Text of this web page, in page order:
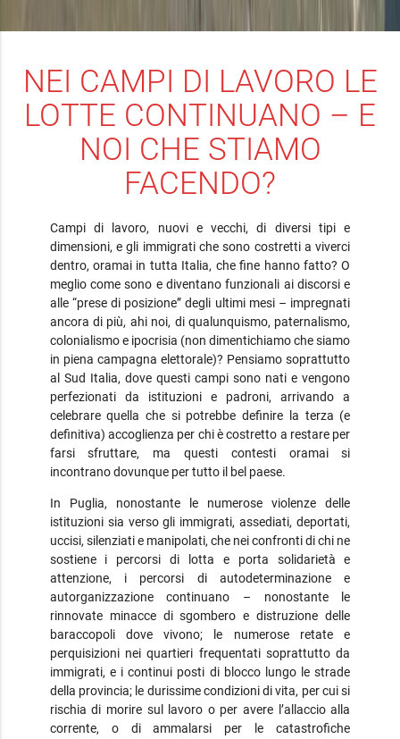
NEI CAMPI DI LAVORO LE
LOTTE CONTINUANO – E
NOI CHE STIAMO
FACENDO?
Campi di lavoro, nuovi e vecchi, di diversi tipi e
dimensioni, e gli immigrati che sono costretti a viverci
dentro, oramai in tutta Italia, che fine hanno fatto? O
meglio come sono e diventano funzionali ai discorsi e
alle “prese di posizione” degli ultimi mesi – impregnati
ancora di più, ahi noi, di qualunquismo, paternalismo,
colonialismo e ipocrisia (non dimentichiamo che siamo
in piena campagna elettorale)? Pensiamo soprattutto
al Sud Italia, dove questi campi sono nati e vengono
perfezionati da istituzioni e padroni, arrivando a
celebrare quella che si potrebbe definire la terza (e
definitiva) accoglienza per chi è costretto a restare per
farsi sfruttare, ma questi contesti oramai si
incontrano dovunque per tutto il bel paese.
In Puglia, nonostante le numerose violenze delle
istituzioni sia verso gli immigrati, assediati, deportati,
uccisi, silenziati e manipolati, che nei confronti di chi ne
sostiene i percorsi di lotta e porta solidarietà e
attenzione, i percorsi di autodeterminazione e
autorganizzazione continuano – nonostante le
rinnovate minacce di sgombero e distruzione delle
baraccopoli dove vivono; le numerose retate e
perquisizioni nei quartieri frequentati soprattutto da
immigrati, e i continui posti di blocco lungo le strade
della provincia; le durissime condizioni di vita, per cui si
rischia di morire sul lavoro o per avere l’allaccio alla
corrente, o di ammalarsi per le catastrofiche